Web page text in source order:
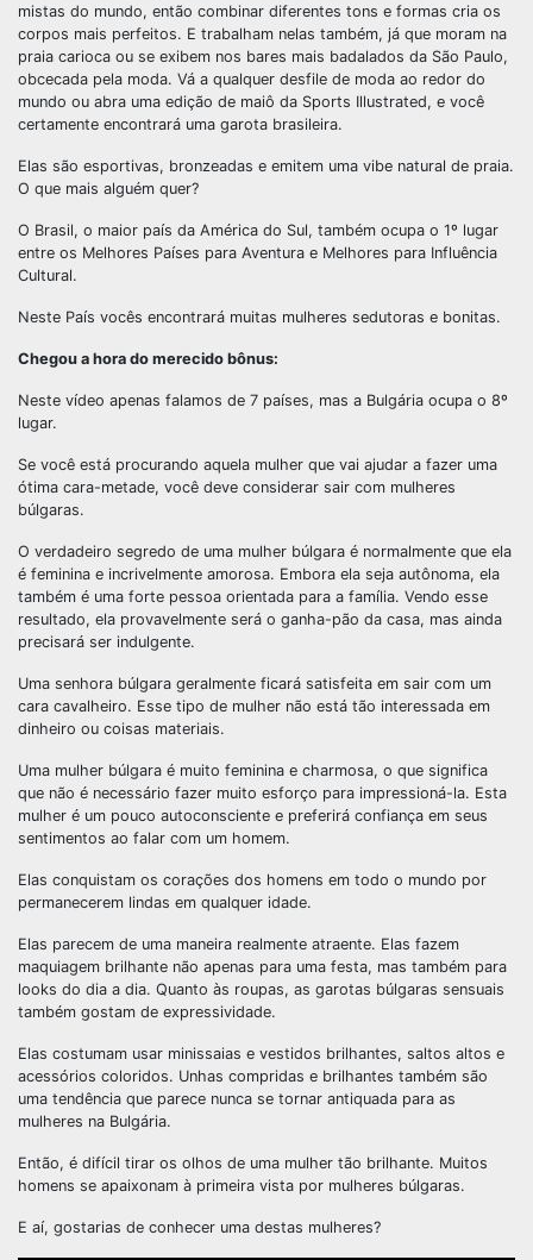
mistas do mundo, então combinar diferentes tons e formas cria os
corpos mais perfeitos. E trabalham nelas também, já que moram na
praia carioca ou se exibem nos bares mais badalados da São Paulo,
obcecada pela moda. Vá a qualquer desfile de moda ao redor do
mundo ou abra uma edição de maiô da Sports Illustrated, e você
certamente encontrará uma garota brasileira.
Elas são esportivas, bronzeadas e emitem uma vibe natural de praia.
O que mais alguém quer?
O Brasil, o maior país da América do Sul, também ocupa o 1º lugar
entre os Melhores Países para Aventura e Melhores para Influência
Cultural.
Neste País vocês encontrará muitas mulheres sedutoras e bonitas.
Chegou a hora do merecido bônus:
Neste vídeo apenas falamos de 7 países, mas a Bulgária ocupa o 8º
lugar.
Se você está procurando aquela mulher que vai ajudar a fazer uma
ótima cara-metade, você deve considerar sair com mulheres
búlgaras.
O verdadeiro segredo de uma mulher búlgara é normalmente que ela
é feminina e incrivelmente amorosa. Embora ela seja autônoma, ela
também é uma forte pessoa orientada para a família. Vendo esse
resultado, ela provavelmente será o ganha-pão da casa, mas ainda
precisará ser indulgente.
Uma senhora búlgara geralmente ficará satisfeita em sair com um
cara cavalheiro. Esse tipo de mulher não está tão interessada em
dinheiro ou coisas materiais.
Uma mulher búlgara é muito feminina e charmosa, o que significa
que não é necessário fazer muito esforço para impressioná-la. Esta
mulher é um pouco autoconsciente e preferirá confiança em seus
sentimentos ao falar com um homem.
Elas conquistam os corações dos homens em todo o mundo por
permanecerem lindas em qualquer idade.
Elas parecem de uma maneira realmente atraente. Elas fazem
maquiagem brilhante não apenas para uma festa, mas também para
looks do dia a dia. Quanto às roupas, as garotas búlgaras sensuais
também gostam de expressividade.
Elas costumam usar minissaias e vestidos brilhantes, saltos altos e
acessórios coloridos. Unhas compridas e brilhantes também são
uma tendência que parece nunca se tornar antiquada para as
mulheres na Bulgária.
Então, é difícil tirar os olhos de uma mulher tão brilhante. Muitos
homens se apaixonam à primeira vista por mulheres búlgaras.
E aí, gostarias de conhecer uma destas mulheres?